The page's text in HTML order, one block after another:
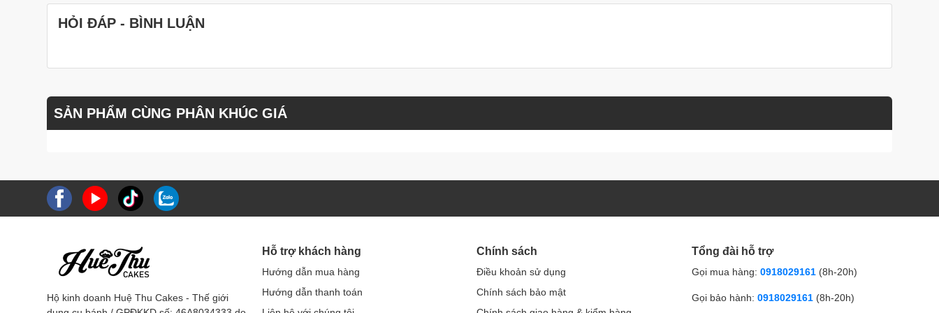
nhiên, nếu chỉ ngâm nước lạnh mà không ngâm nước xà phòng, thì khuôn sẽ bị nhớt khi ngâm lâu trên 1 ngày.
Thêm một số mẹo giúp khuôn rau câu không bị mốc thâm kim
Sau khi rửa sạch khuôn, bạn có thể tráng sơ qua nước sôi để khử trùng.
HỎI ĐÁP - BÌNH LUẬN
SẢN PHẨM CÙNG PHÂN KHÚC GIÁ
Hộ kinh doanh Huệ Thu Cakes - Thế giới
Hỗ trợ khách hàng
Hướng dẫn mua hàng
Hướng dẫn thanh toán
Chính sách
Điều khoản sử dụng
Chính sách bảo mật
Tổng đài hỗ trợ
Gọi mua hàng: 0918029161 (8h-20h)
Gọi bảo hành: 0918029161 (8h-20h)